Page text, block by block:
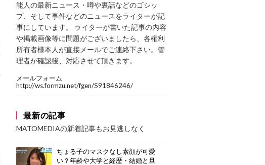
能人の最新ニュース・噂や裏話などのゴシッ
プ、そして事件などのニュースをライターが記
事にしています。 ライターが書いた記事の内容
や掲載画像等に問題がございましたら、各権利
所有者様本人が直接メールでご連絡下さい。管
理者が確認後、対応させて頂きます。
メールフォーム
http://ws.formzu.net/fgen/S91846246/
最新の記事
MATOMEDIAの新着記事もお見逃しなく
ちょる子のマスクなし素顔が可愛
い？年齢や大学と経歴・結婚と旦